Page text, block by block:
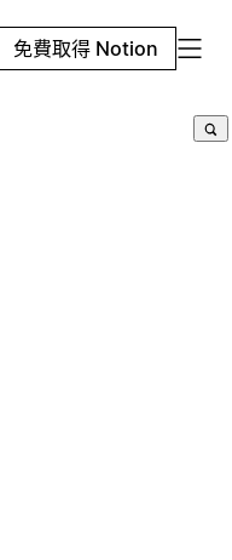
免費取得 Notion